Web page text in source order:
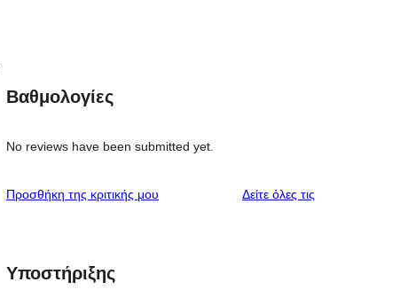
Βαθμολογίες
No reviews have been submitted yet.
Προσθήκη της κριτικής μου Δείτε όλες τις
Υποστήριξης